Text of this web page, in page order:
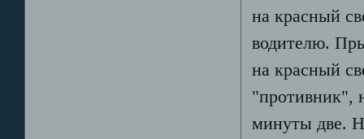
на красный
водителю.
на красный
"противник",
минуты две.